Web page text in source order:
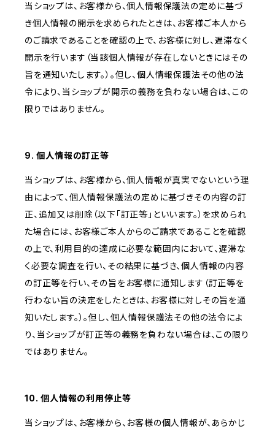
当ショップは、お客様から、個人情報保護法の定めに基づ
き個人情報の開示を求められたときは、お客様ご本人から
のご請求であることを確認の上で、お客様に対し、遅滞なく
開示を行います（当該個人情報が存在しないときにはその
旨を通知いたします。）。但し、個人情報保護法その他の法
令により、当ショップが開示の義務を負わない場合は、この
限りではありません。
9. 個人情報の訂正等
当ショップは、お客様から、個人情報が真実でないという理
由によって、個人情報保護法の定めに基づきその内容の訂
正、追加又は削除（以下「訂正等」といいます。）を求められ
た場合には、お客様ご本人からのご請求であることを確認
の上で、利用目的の達成に必要な範囲内において、遅滞な
く必要な調査を行い、その結果に基づき、個人情報の内容
の訂正等を行い、その旨をお客様に通知します（訂正等を
行わない旨の決定をしたときは、お客様に対しその旨を通
知いたします。）。但し、個人情報保護法その他の法令によ
り、当ショップが訂正等の義務を負わない場合は、この限り
ではありません。
10. 個人情報の利用停止等
当ショップは、お客様から、お客様の個人情報が、あらかじ